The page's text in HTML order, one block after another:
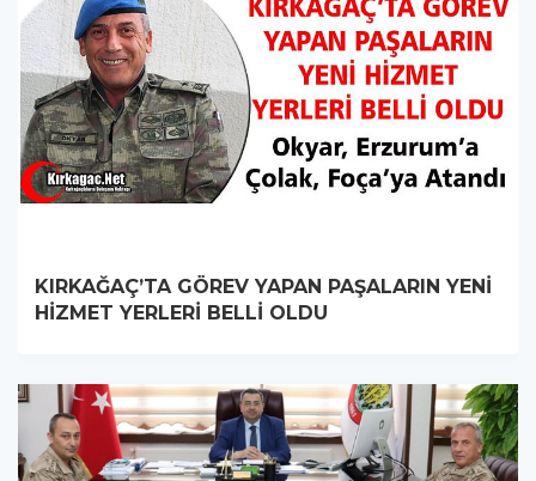
KIRKAĞAÇ’TA GÖREV YAPAN PAŞALARIN YENİ
HİZMET YERLERİ BELLİ OLDU